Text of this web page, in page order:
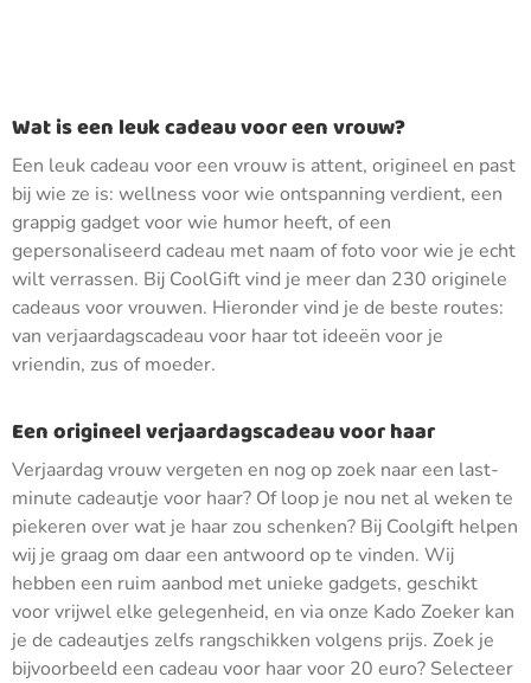
Wat is een leuk cadeau voor een vrouw?
Een leuk cadeau voor een vrouw is attent, origineel en past
bij wie ze is: wellness voor wie ontspanning verdient, een
grappig gadget voor wie humor heeft, of een
gepersonaliseerd cadeau met naam of foto voor wie je echt
wilt verrassen. Bij CoolGift vind je meer dan 230 originele
cadeaus voor vrouwen. Hieronder vind je de beste routes:
van verjaardagscadeau voor haar tot ideeën voor je
vriendin, zus of moeder.
Een origineel verjaardagscadeau voor haar
Verjaardag vrouw vergeten en nog op zoek naar een last-
minute cadeautje voor haar? Of loop je nou net al weken te
piekeren over wat je haar zou schenken? Bij Coolgift helpen
wij je graag om daar een antwoord op te vinden. Wij
hebben een ruim aanbod met unieke gadgets, geschikt
voor vrijwel elke gelegenheid, en via onze Kado Zoeker kan
je de cadeautjes zelfs rangschikken volgens prijs. Zoek je
bijvoorbeeld een cadeau voor haar voor 20 euro? Selecteer